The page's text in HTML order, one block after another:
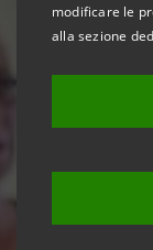
modificare le
alla sezione